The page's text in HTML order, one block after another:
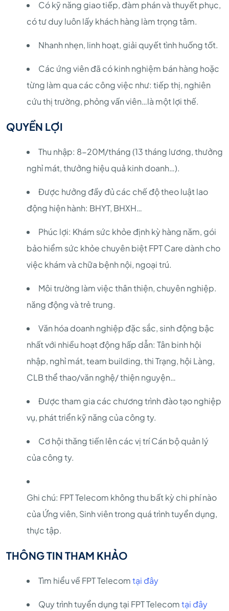
Có kỹ năng giao tiếp, đàm phán và thuyết phục,
có tư duy luôn lấy khách hàng làm trọng tâm.
Nhanh nhẹn, linh hoạt, giải quyết tình huống tốt.
Các ứng viên đã có kinh nghiệm bán hàng hoặc
từng làm qua các công việc như: tiếp thị, nghiên
cứu thị trường, phỏng vấn viên…là một lợi thế.
QUYỀN LỢI
Thu nhập: 8-20M/tháng (13 tháng lương, thưởng
nghỉ mát, thưởng hiệu quả kinh doanh…).
Được hưởng đầy đủ các chế độ theo luật lao
động hiện hành: BHYT, BHXH…
Phúc lợi: Khám sức khỏe định kỳ hàng năm, gói
bảo hiểm sức khỏe chuyên biệt FPT Care dành cho
việc khám và chữa bệnh nội, ngoại trú.
Môi trường làm việc thân thiện, chuyên nghiệp.
năng động và trẻ trung.
Văn hóa doanh nghiệp đặc sắc, sinh động bậc
nhất với nhiều hoạt động hấp dẫn: Tân binh hội
nhập, nghỉ mát, team building, thi Trạng, hội Làng,
CLB thể thao/văn nghệ/ thiện nguyện…
Được tham gia các chương trình đào tạo nghiệp
vụ, phát triển kỹ năng của công ty.
Cơ hội thăng tiến lên các vị trí Cán bộ quản lý
của công ty.
Ghi chú: FPT Telecom không thu bất kỳ chi phí nào
của Ứng viên, Sinh viên trong quá trình tuyển dụng,
thực tập.
THÔNG TIN THAM KHẢO
Tìm hiểu về FPT Telecomtại đây
Quy trình tuyển dụng tại FPT Telecomtại đây